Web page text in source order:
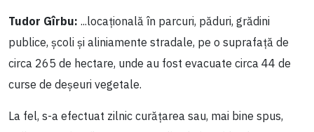
Tudor Gîrbu: ...locațională în parcuri, păduri, grădini
publice, școli și aliniamente stradale, pe o suprafață de
circa 265 de hectare, unde au fost evacuate circa 44 de
curse de deșeuri vegetale.
La fel, s-a efectuat zilnic curățarea sau, mai bine spus,